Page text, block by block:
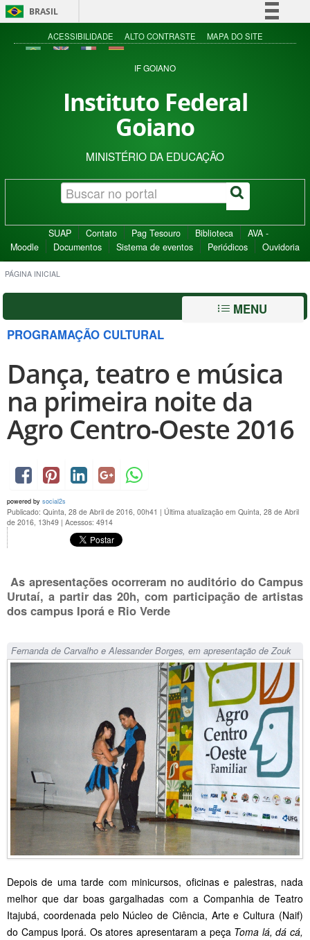
BRASIL
Simplifique!
Acesso à informação
ACESSIBILIDADE ALTO CONTRASTE MAPA DO SITE
IF GOIANO
Instituto Federal
Goiano
MINISTÉRIO DA EDUCAÇÃO
SUAP Contato Pag Tesouro Biblioteca
AVA -
Moodle
Documentos Sistema de eventos Periódicos Ouvidoria
PÁGINA INICIAL
MENU
PROGRAMAÇÃO CULTURAL
Dança, teatro e música
na primeira noite da
Agro Centro-Oeste 2016
powered by social2s
Publicado: Quinta, 28 de Abril de 2016, 00h41 | Última atualização em Quinta, 28 de Abril
de 2016, 13h49 | Acessos: 4914
As apresentações ocorreram no auditório do Campus
Urutaí, a partir das 20h, com participação de artistas
dos campus Iporá e Rio Verde
Fernanda de Carvalho e Alessander Borges, em apresentação de Zouk
Depois de uma tarde com minicursos, oficinas e palestras, nada
melhor que dar boas gargalhadas com a Companhia de Teatro
Itajubá, coordenada pelo Núcleo de Ciência, Arte e Cultura (Naif)
do Campus Iporá. Os atores apresentaram a peça Toma lá, dá cá,